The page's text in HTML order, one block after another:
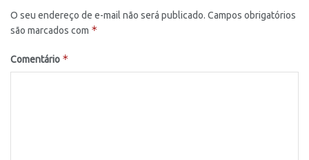
O seu endereço de e-mail não será publicado. Campos obrigatórios
são marcados com *
Comentário *